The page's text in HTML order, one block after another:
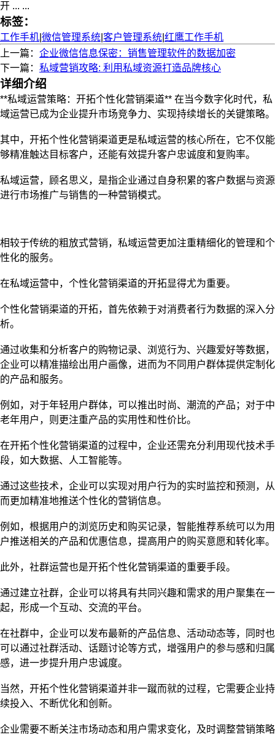
开 ... ...
标签：
工作手机 微信管理系统 客户管理系统 红鹰工作手机
上一篇： 企业微信信息保密：销售管理软件的数据加密
下一篇： 私域营销攻略: 利用私域资源打造品牌核心
详细介绍
**私域运营策略：开拓个性化营销渠道** 在当今数字化时代，私
域运营已成为企业提升市场竞争力、实现持续增长的关键策略。
其中，开拓个性化营销渠道更是私域运营的核心所在，它不仅能
够精准触达目标客户，还能有效提升客户忠诚度和复购率。
私域运营，顾名思义，是指企业通过自身积累的客户数据与资源
进行市场推广与销售的一种营销模式。
相较于传统的粗放式营销，私域运营更加注重精细化的管理和个
性化的服务。
在私域运营中，个性化营销渠道的开拓显得尤为重要。
个性化营销渠道的开拓，首先依赖于对消费者行为数据的深入分
析。
通过收集和分析客户的购物记录、浏览行为、兴趣爱好等数据，
企业可以精准描绘出用户画像，进而为不同用户群体提供定制化
的产品和服务。
例如，对于年轻用户群体，可以推出时尚、潮流的产品；对于中
老年用户，则更注重产品的实用性和性价比。
在开拓个性化营销渠道的过程中，企业还需充分利用现代技术手
段，如大数据、人工智能等。
通过这些技术，企业可以实现对用户行为的实时监控和预测，从
而更加精准地推送个性化的营销信息。
例如，根据用户的浏览历史和购买记录，智能推荐系统可以为用
户推送相关的产品和优惠信息，提高用户的购买意愿和转化率。
此外，社群运营也是开拓个性化营销渠道的重要手段。
通过建立社群，企业可以将具有共同兴趣和需求的用户聚集在一
起，形成一个互动、交流的平台。
在社群中，企业可以发布最新的产品信息、活动动态等，同时也
可以通过社群活动、话题讨论等方式，增强用户的参与感和归属
感，进一步提升用户忠诚度。
当然，开拓个性化营销渠道并非一蹴而就的过程，它需要企业持
续投入、不断优化和创新。
企业需要不断关注市场动态和用户需求变化，及时调整营销策略